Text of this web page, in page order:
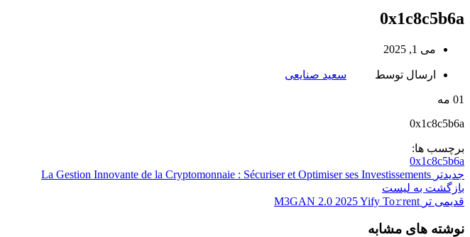
0x1c8c5b6a
می 1, 2025
ارسال توسط سعید صنایعی
01 مه
0x1c8c5b6a
برچسب ها:
0x1c8c5b6a
جدیدتر La Gestion Innovante de la Cryptomonnaie : Sécuriser et Optimiser ses Investissements
بازگشت به لیست
قدیمی تر M3GAN 2.0 2025 Yify To𝚛rent
نوشته های مشابه